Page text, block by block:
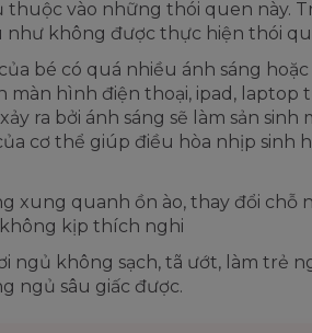
thuộc vào những thói quen này.
như không được thực hiện thói
bé có quá nhiều ánh sáng
màn hình điện thoại, ipad, laptop
ra bởi ánh sáng sẽ làm sản sinh
cơ thể giúp điều hòa nhịp sinh
xung quanh ồn ào, thay đổi chỗ
kịp thích nghi
ngủ không sạch, tã ướt, làm trẻ
ngủ sâu giấc được.